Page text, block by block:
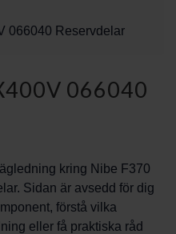
066040 Reservdelar
066040
kring Nibe F370
Sidan är avsedd för dig
förstå vilka
eller få praktiska råd